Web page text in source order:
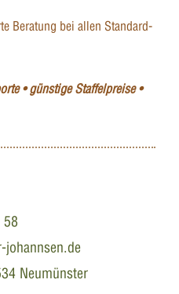
Beratung bei allen Standard-
• günstige Staffelpreise •
johannsen.de
Neumünster